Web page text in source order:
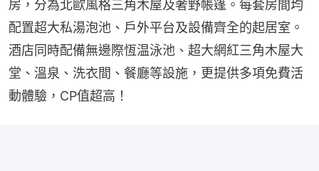
房，分為北歐風格三角木屋及奢野帳篷。每套房間均
配置超大私湯泡池、戶外平台及設備齊全的起居室。
酒店同時配備無邊際恆温泳池、超大網紅三角木屋大
堂、溫泉、洗衣間、餐廳等設施，更提供多項免費活
動體驗，CP值超高！